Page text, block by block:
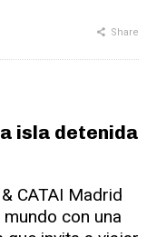
Share
isla detenida
CATAI Madrid
con una